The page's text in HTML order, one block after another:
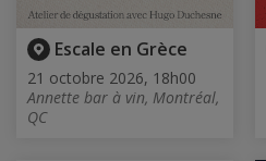
Escale en Grèce
21 octobre 2026, 18h00
Annette bar à vin, Montréal,
QC